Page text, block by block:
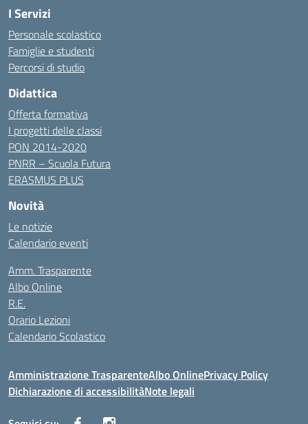
I Servizi
Personale scolastico
Famiglie e studenti
Percorsi di studio
Didattica
Offerta formativa
I progetti delle classi
PON 2014-2020
PNRR – Scuola Futura
ERASMUS PLUS
Novità
Le notizie
Calendario eventi
Amm. Trasparente
Albo Online
R.E.
Orario Lezioni
Calendario Scolastico
Amministrazione TrasparenteAlbo OnlinePrivacy Policy
Dichiarazione di accessibilitàNote legali